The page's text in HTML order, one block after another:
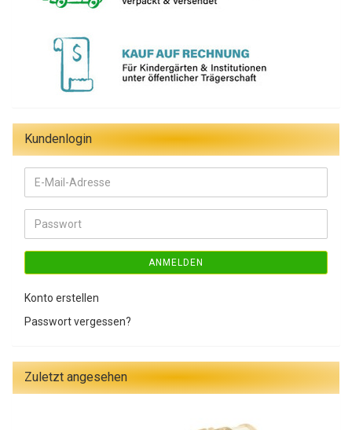
Kundenlogin
E-
Mail-
Adresse
Passwort
ANMELDEN
Konto erstellen
Passwort vergessen?
Zuletzt angesehen